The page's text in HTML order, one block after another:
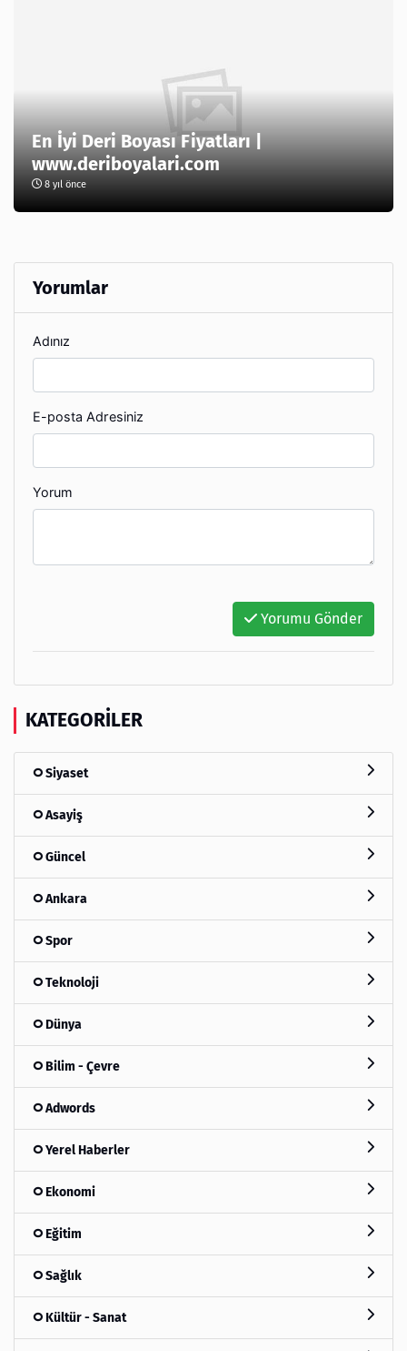
En İyi Deri Boyası Fiyatları |
www.deriboyalari.com
8 yıl önce
Yorumlar
Adınız
E-posta Adresiniz
Yorum
Yorumu Gönder
KATEGORILER
Siyaset
Asayiş
Güncel
Ankara
Spor
Teknoloji
Dünya
Bilim - Çevre
Adwords
Yerel Haberler
Ekonomi
Eğitim
Sağlık
Kültür - Sanat